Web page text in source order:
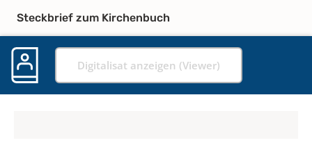
Steckbrief zum Kirchenbuch
Digitalisat anzeigen (Viewer)